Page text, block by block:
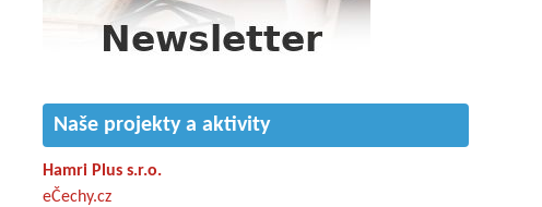
Naše projekty a aktivity
Hamri Plus s.r.o.
eČechy.cz